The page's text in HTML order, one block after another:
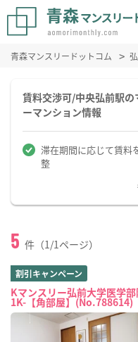
青森マンスリードットコム
賃料交渉可/中央弘前駅
ーマンション情報
滞在期間に応じて賃料
整
5 件（1/1ページ）
割引キャンペーン
Kマンスリー弘前大学医学
1K-【角部屋】(No.788614)